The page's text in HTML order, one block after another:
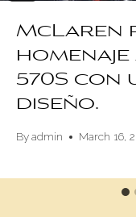
McLaren
570S con
diseño.
Byadmin March 16,